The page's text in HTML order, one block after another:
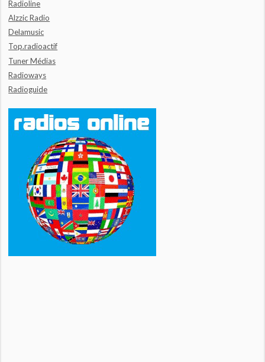
Radioline
Alzzic Radio
Delamusic
Top.radioactif
Tuner Médias
Radioways
Radioguide